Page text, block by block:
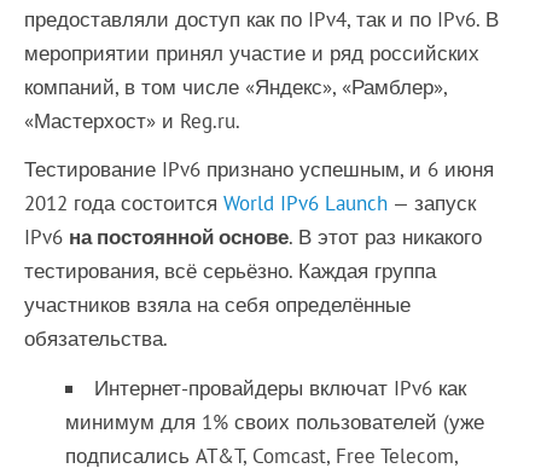
предоставляли доступ как по IPv4, так и по IPv6. В
мероприятии принял участие и ряд российских
компаний, в том числе «Яндекс», «Рамблер»,
«Мастерхост» и Reg.ru.
Тестирование IPv6 признано успешным, и 6 июня
2012 года состоитсяWorld IPv6 Launch — запуск
IPv6 на постоянной основе. В этот раз никакого
тестирования, всё серьёзно. Каждая группа
участников взяла на себя определённые
обязательства.
Интернет-провайдеры включат IPv6 как
минимум для 1% своих пользователей (уже
подписались AT&T, Comcast, Free Telecom,